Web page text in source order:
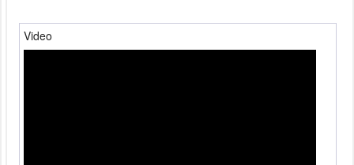
Video